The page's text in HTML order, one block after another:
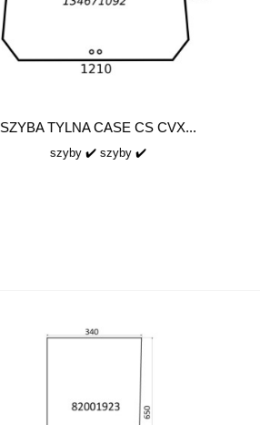
SZYBA TYLNA CASE CS CVX...
szyby ✔️ szyby ✔️